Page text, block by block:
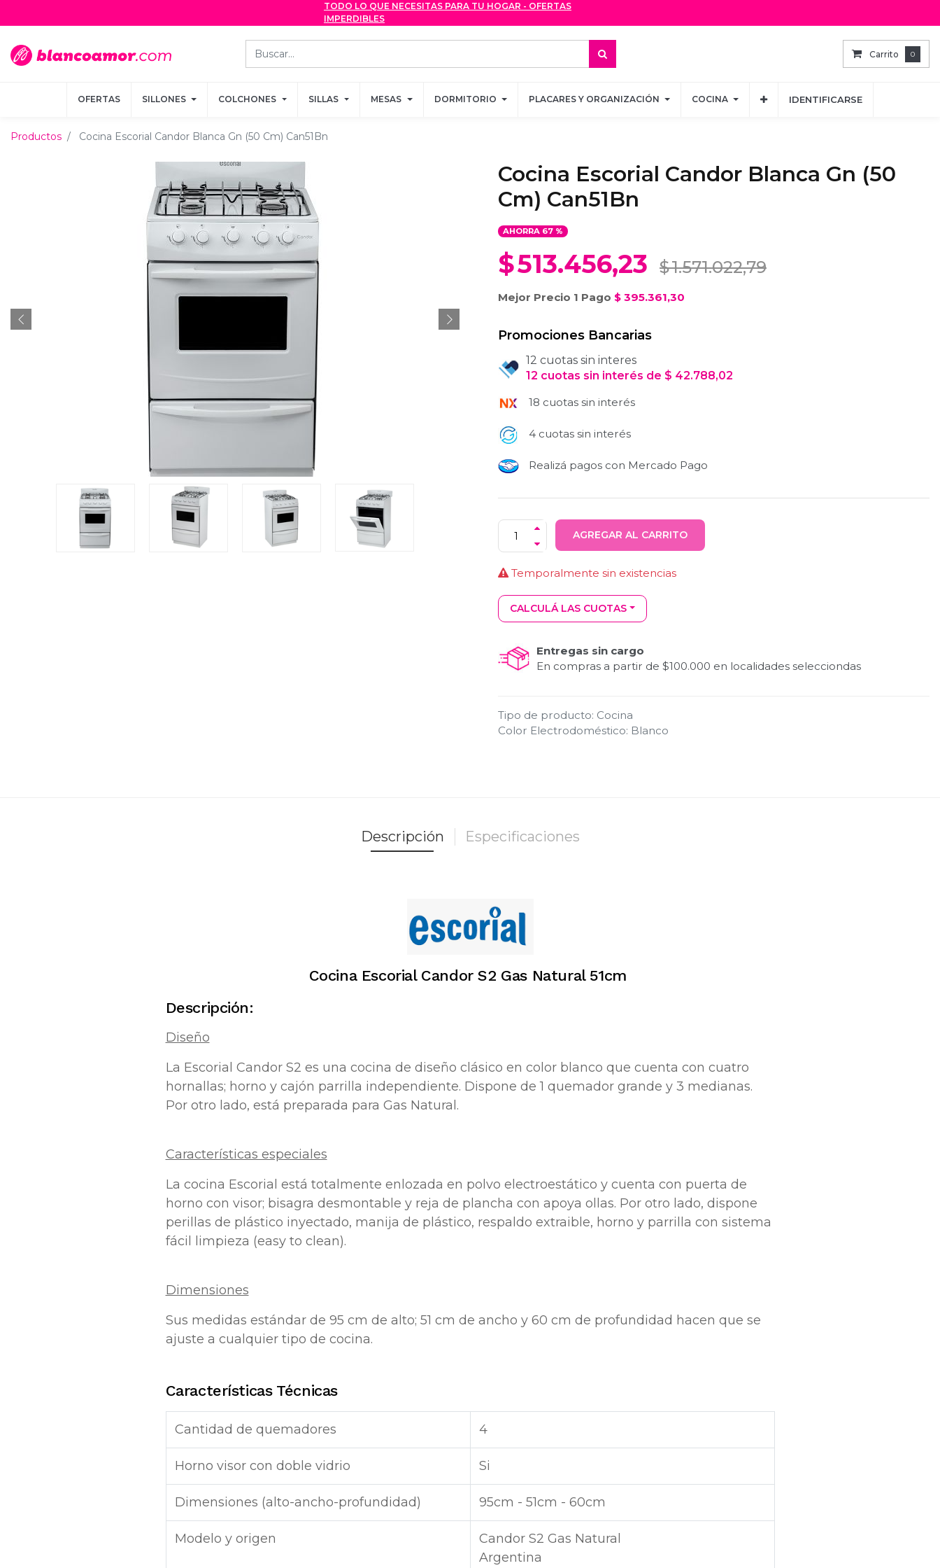
TODO LO QUE NECESITAS PARA TU HOGAR - OFERTAS
IMPERDIBLES
Carrito 0
OFERTAS SILLONES COLCHONES SILLAS MESAS DORMITORIO PLACARES Y ORGANIZACIÓN COCINA IDENTIFICARSE
TODO LO QUE NECESITAS PARA TU HOGAR - OFERTAS
IMPERDIBLES
Carrito 0
OFERTAS SILLONES COLCHONES SILLAS MESAS DORMITORIO PLACARES Y ORGANIZACIÓN COCINA IDENTIFICARSE
Productos Cocina Escorial Candor Blanca Gn (50 Cm) Can51Bn
Cocina Escorial Candor Blanca Gn (50
Cm) Can51Bn
AHORRA 67%
$513.456,23 $1.571.022,79
Mejor Precio 1 Pago $ 395.361,30
Promociones Bancarias
12 cuotas sin interes
12 cuotas sin interés de $ 42.788,02
18 cuotas sin interés
4 cuotas sin interés
Realizá pagos con Mercado Pago
AGREGAR AL CARRITO
Temporalmente sin existencias
CALCULÁ LAS CUOTAS
Entregas sin cargo
En compras a partir de $100.000 en localidades selecciondas
Tipo de producto: Cocina
Color Electrodoméstico: Blanco
Descripción Especificaciones
Cocina Escorial Candor S2 Gas Natural 51cm
Descripción:
Diseño
La Escorial Candor S2 es una cocina de diseño clásico en color blanco que cuenta con cuatro
hornallas; horno y cajón parrilla independiente. Dispone de 1 quemador grande y 3 medianas.
Por otro lado, está preparada para Gas Natural.
Características especiales
La cocina Escorial está totalmente enlozada en polvo electroestático y cuenta con puerta de
horno con visor; bisagra desmontable y reja de plancha con apoya ollas. Por otro lado, dispone
perillas de plástico inyectado, manija de plástico, respaldo extraible, horno y parrilla con sistema
fácil limpieza (easy to clean).
Dimensiones
Sus medidas estándar de 95 cm de alto; 51 cm de ancho y 60 cm de profundidad hacen que se
ajuste a cualquier tipo de cocina.
Características Técnicas
Cantidad de quemadores 4
Horno visor con doble vidrio Si
Dimensiones (alto-ancho-profundidad) 95cm - 51cm - 60cm
Modelo y origen
Candor S2 Gas Natural
Argentina